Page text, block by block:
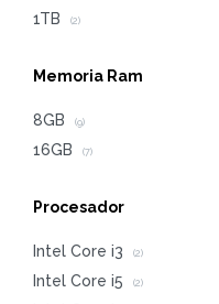
1TB (2)
Memoria Ram
8GB (9)
16GB (7)
Procesador
Intel Core i3 (2)
Intel Core i5 (2)